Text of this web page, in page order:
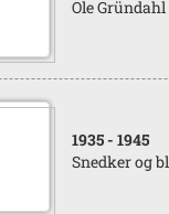
Ole Gründahl
1935 - 1945
Snedker og